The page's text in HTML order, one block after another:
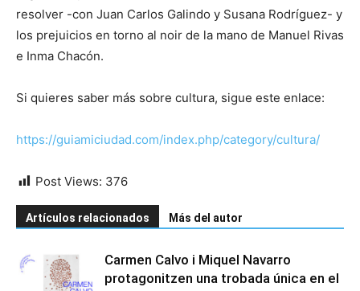
resolver -con Juan Carlos Galindo y Susana Rodríguez- y
los prejuicios en torno al noir de la mano de Manuel Rivas
e Inma Chacón.
Si quieres saber más sobre cultura, sigue este enlace:
https://guiamiciudad.com/index.php/category/cultura/
Post Views: 376
Artículos relacionados Más del autor
Carmen Calvo i Miquel Navarro
protagonitzen una trobada única en el